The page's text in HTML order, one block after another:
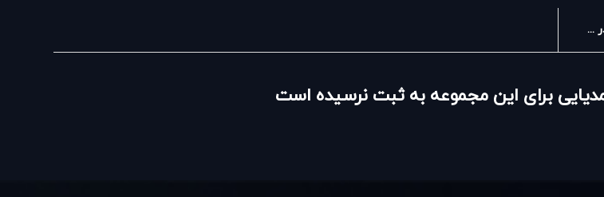
فروشگاه اینترنتی مدیاژ در مجله
برای این مجموعه به ثبت نرسیده است